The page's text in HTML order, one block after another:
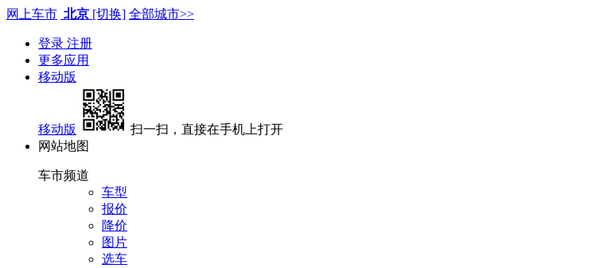
网上车市 北京 [切换] 全部城市>>
登录 注册
更多应用
移动版
移动版
扫一扫，直接在手机上打开
网站地图
车市频道
车型
报价
降价
图片
选车